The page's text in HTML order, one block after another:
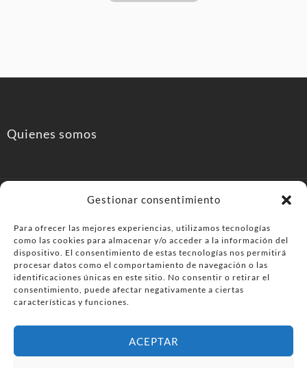
Gestionar consentimiento
Para ofrecer las mejores experiencias, utilizamos tecnologías
como las cookies para almacenar y/o acceder a la información del
dispositivo. El consentimiento de estas tecnologías nos permitirá
procesar datos como el comportamiento de navegación o las
identificaciones únicas en este sitio. No consentir o retirar el
consentimiento, puede afectar negativamente a ciertas
características y funciones.
ACEPTAR
Quienes somos
PonferradaHoy.com
Agenda de eventos y planes en el Bierzo. información,
ocio, cultura y gastronomía en Ponferrada y la
© PonferradaHoy.com desde 2015 - | Magazine de ocio en la